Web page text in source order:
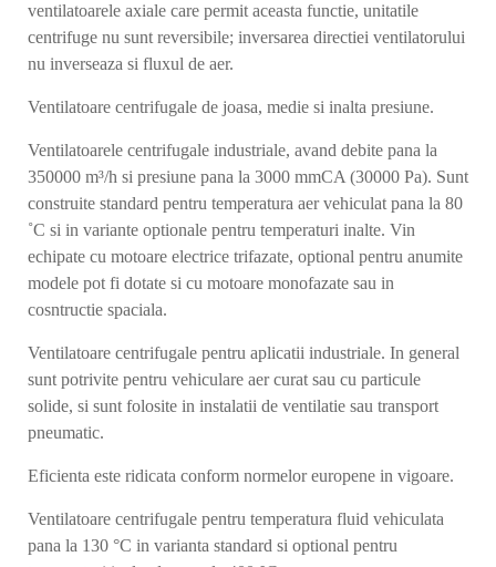
ventilatoarele axiale care permit aceasta functie, unitatile
centrifuge nu sunt reversibile; inversarea directiei ventilatorului
nu inverseaza si fluxul de aer.
Ventilatoare centrifugale de joasa, medie si inalta presiune.
Ventilatoarele centrifugale industriale, avand debite pana la
350000 m³/h si presiune pana la 3000 mmCA (30000 Pa). Sunt
construite standard pentru temperatura aer vehiculat pana la 80
˚C si in variante optionale pentru temperaturi inalte. Vin
echipate cu motoare electrice trifazate, optional pentru anumite
modele pot fi dotate si cu motoare monofazate sau in
cosntructie spaciala.
Ventilatoare centrifugale pentru aplicatii industriale. In general
sunt potrivite pentru vehiculare aer curat sau cu particule
solide, si sunt folosite in instalatii de ventilatie sau transport
pneumatic.
Eficienta este ridicata conform normelor europene in vigoare.
Ventilatoare centrifugale pentru temperatura fluid vehiculata
pana la 130 °C in varianta standard si optional pentru